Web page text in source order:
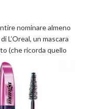
nominare almeno
L’Oreal, un mascara
(che ricorda quello